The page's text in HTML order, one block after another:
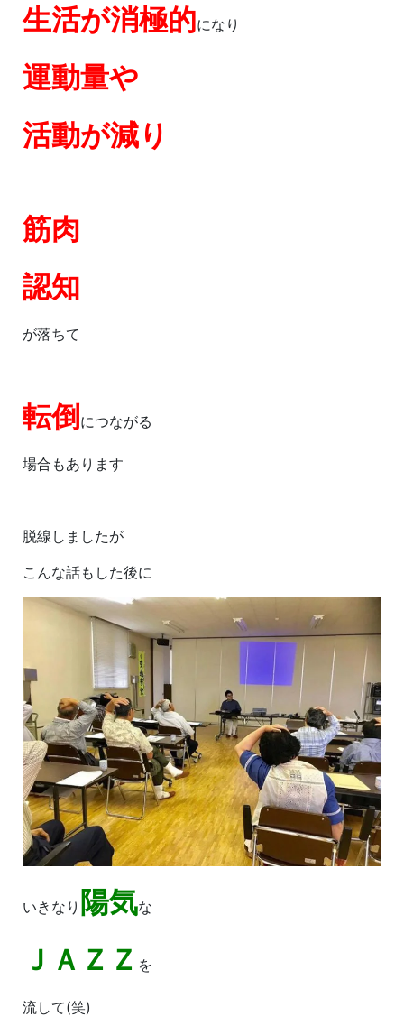
生活が消極的になり
運動量や
活動が減り
筋肉
認知
が落ちて
転倒 につながる
場合もあります
脱線しましたが
こんな話もした後に
いきなり 陽気な
ＪＡＺＺ を
流して(笑)